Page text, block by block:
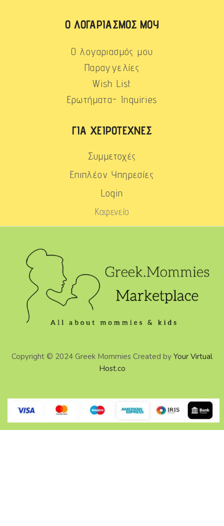
Ο ΛΟΓΑΡΙΑΣΜΌΣ ΜΟΥ
Ο λογαριασμός μου
Παραγγελίες
Wish List
Ερωτήματα- Inquiries
ΓΙΑ ΧΕΙΡΟΤΈΧΝΕΣ
Συμμετοχές
Επιπλέον Υπηρεσίες
Login
Καφενείο
Copyright © 2024 Greek Mommies Created by Your Virtual
Host.co